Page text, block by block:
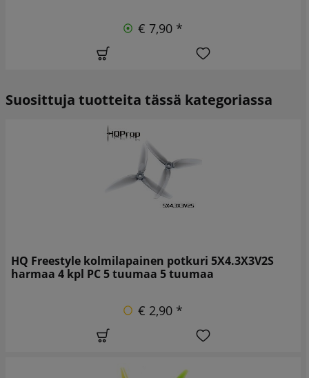
€ 7,90 *
Suosittuja tuotteita tässä kategoriassa
HQ Freestyle kolmilapainen potkuri 5X4.3X3V2S
harmaa 4 kpl PC 5 tuumaa 5 tuumaa
€ 2,90 *